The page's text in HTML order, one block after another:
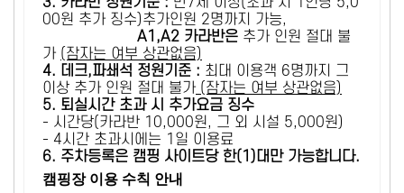
00원 추가 징수)추가인원 2명까지 가능,
A1,A2 카라반은 추가 인원 절대 불
가 (잠자는 여부 상관없음)
4. 데크,파쇄석 정원기준 : ​최대 이용객 6명까지 그
이상 추가 인원 절대 불가 (잠자는 여부 상관없음)
5. 퇴실시간 초과 시 추가요금 징수
- 시간당(카라반 10,000원, 그 외 시설 5,000원)
- 4시간 초과시에는 1일 이용료
6. 주차등록은 캠핑 사이트당 한(1)대만 가능합니다.
캠핑장 이용 수칙 안내